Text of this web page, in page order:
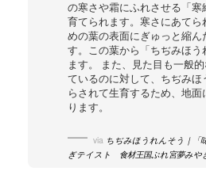
の寒さや霜にふれさせる「
育てられます。寒さにあて
めの葉の表面にぎゅっと縮ん
す。この葉から「ちぢみほ
ます。 また、見た目も一般
ているのに対して、ちぢみほ
らされて生育するため、地
ります。
via ちぢみほうれんそう｜「
ぎテイスト 食材王国ぷれ宮夢みや